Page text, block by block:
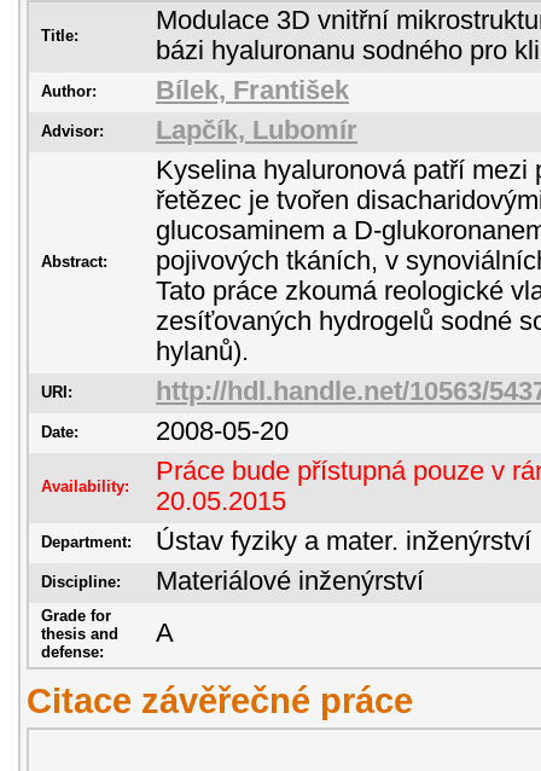
Title:
Modulace 3D vnitřní
bázi hyaluronanu sodného pro
Author: Bílek, František
Advisor: Lapčík, Lubomír
Abstract:
Kyselina hyaluronová patří mezi
řetězec je tvořen
glucosaminem a D-
pojivových tkáních, v
Tato práce zkoumá reologické
zesíťovaných hydrogelů sodné
hylanů).
URI: http://hdl.handle.net/10563/
Date: 2008-05-20
Availability:
Práce bude přístupná pouze v
20.05.2015
Department: Ústav fyziky a mater. inženýrství
Discipline: Materiálové inženýrství
Grade for
thesis and
defense:
A
Citace závěřečné práce